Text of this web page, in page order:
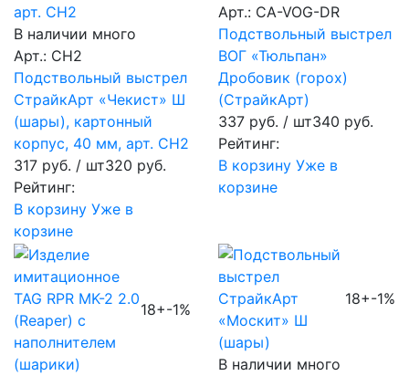
В наличии много
Арт.: CH2
Подствольный выстрел
СтрайкАрт «Чекист» Ш
(шары), картонный
корпус, 40 мм, арт. CH2
317 руб. / шт320 руб.
Рейтинг:
В корзину Уже в
корзине
Арт.: CA-VOG-DR
Подствольный выстрел
ВОГ «Тюльпан»
Дробовик (горох)
(СтрайкАрт)
337 руб. / шт340 руб.
Рейтинг:
В корзину Уже в
корзине
18+-1%
18+-1%
В наличии много